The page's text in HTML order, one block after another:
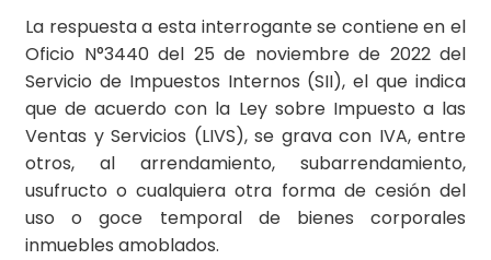
La respuesta a esta interrogante se contiene en el
Oficio N°3440 del 25 de noviembre de 2022 del
Servicio de Impuestos Internos (SII), el que indica
que de acuerdo con la Ley sobre Impuesto a las
Ventas y Servicios (LIVS), se grava con IVA, entre
otros, al arrendamiento, subarrendamiento,
usufructo o cualquiera otra forma de cesión del
uso o goce temporal de bienes corporales
inmuebles amoblados.